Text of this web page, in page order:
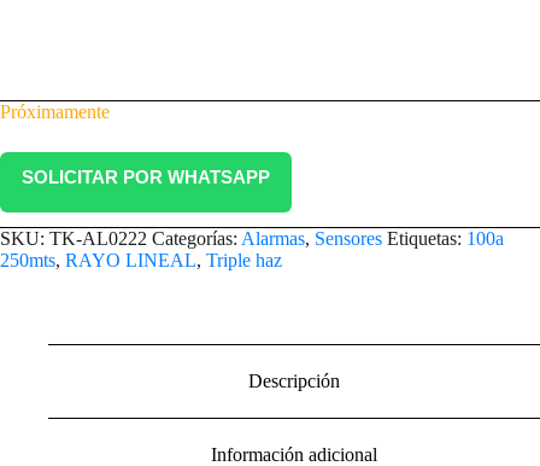
Próximamente
SOLICITAR POR WHATSAPP
SKU: TK-AL0222 Categorías: Alarmas, Sensores Etiquetas: 100a
250mts, RAYO LINEAL, Triple haz
Descripción
Información adicional